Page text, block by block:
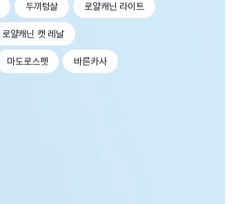
두끼텅살 로얄캐닌 라이트
로얄캐닌 캣 레날
마도로스펫 바른카사